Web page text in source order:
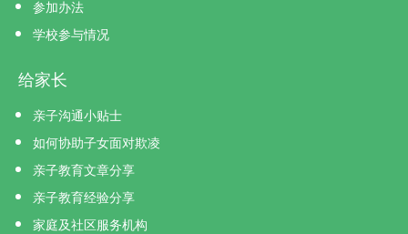
参加办法
学校参与情况
给家长
亲子沟通小贴士
如何协助子女面对欺凌
亲子教育文章分享
亲子教育经验分享
家庭及社区服务机构